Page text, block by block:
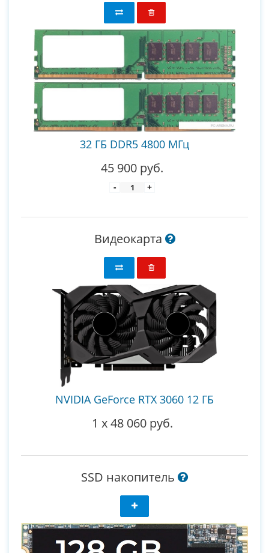
32 ГБ DDR5 4800 МГц
45 900 руб.
- +
Видеокарта
NVIDIA GeForce RTX 3060 12 ГБ
1 x48 060 руб.
SSD накопитель